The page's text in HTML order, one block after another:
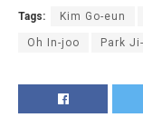
Tags: Kim Go-eun
Oh In-joo Park